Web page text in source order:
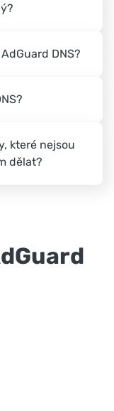
DNS?
které nejsou
dělat?